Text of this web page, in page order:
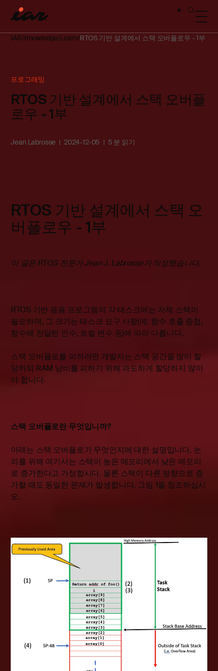
IAR Knowledge Learn RTOS 기반 설계에서 스택 오버플로우 - 1부
프로그래밍
RTOS 기반 설계에서 스택 오버플
로우 - 1부
Jean Labrosse 2024-12-05 5 분 읽기
RTOS 기반 설계에서 스택 오
버플로우 - 1부
이 글은 RTOS 전문가 Jean J. Labrosse가 작성했습니다.
RTOS 기반 응용 프로그램의 각 태스크에는 자체 스택이
필요하며, 그 크기는 태스크 요구 사항(예: 함수 호출 중첩,
함수에 전달된 인수, 로컬 변수 등)에 따라 다릅니다.
스택 오버플로를 피하려면 개발자는 스택 공간을 많이 할
당하되 RAM 낭비를 피하기 위해 과도하게 할당하지 않아
야 합니다.
스택 오버플로란 무엇입니까?
아래는 스택 오버플로가 무엇인지에 대한 설명입니다. 논
의를 위해 여기서는 스택이 높은 메모리에서 낮은 메모리
로 증가한다고 가정합시다. 물론 스택이 다른 방향으로 증
가할 때도 동일한 문제가 발생합니다. 그림 1을 참조하십시
오.